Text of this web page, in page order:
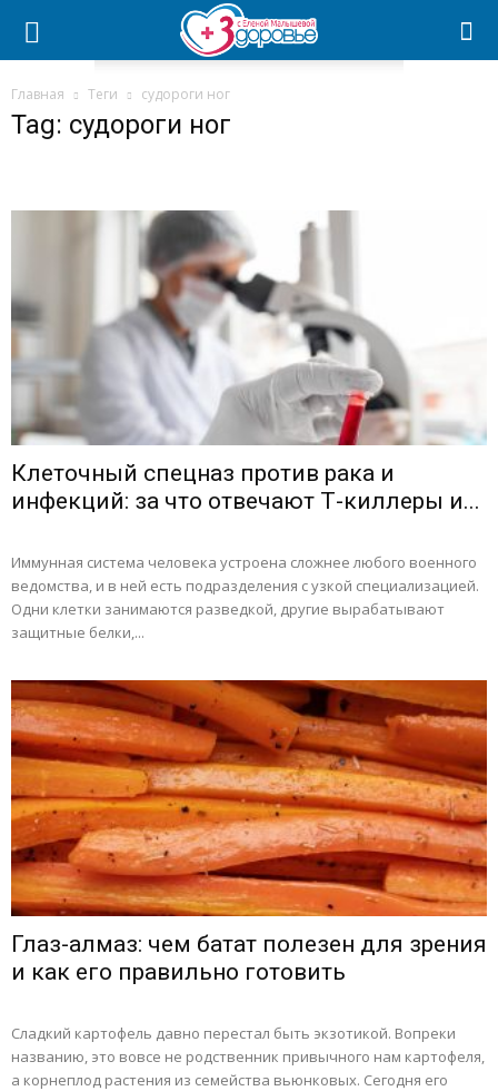
Главная Теги судороги ног
Tag: судороги ног
Клеточный спецназ против рака и
инфекций: за что отвечают Т-киллеры и...
Иммунная система человека устроена сложнее любого военного
ведомства, и в ней есть подразделения с узкой специализацией.
Одни клетки занимаются разведкой, другие вырабатывают
защитные белки,...
Глаз-алмаз: чем батат полезен для зрения
и как его правильно готовить
Сладкий картофель давно перестал быть экзотикой. Вопреки
названию, это вовсе не родственник привычного нам картофеля,
а корнеплод растения из семейства вьюнковых. Сегодня его